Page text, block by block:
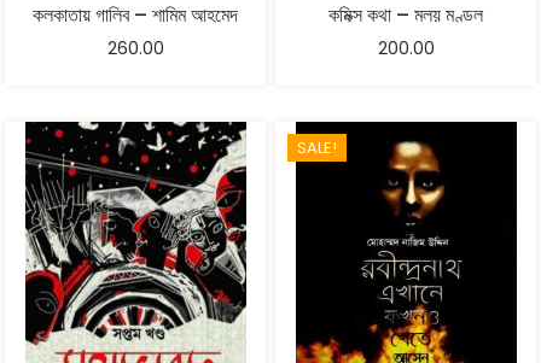
কলকাতায় গালিব – শামিম আহমেদ
260.00
কমিক্স কথা – মলয় মণ্ডল
200.00
SALE!